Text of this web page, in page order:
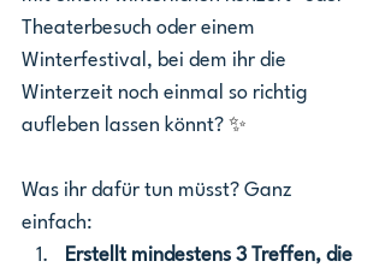
Theaterbesuch oder einem
Winterfestival, bei dem ihr die
Winterzeit noch einmal so richtig
aufleben lassen könnt? ✨
Was ihr dafür tun müsst? Ganz
einfach:
Erstellt mindestens 3 Treffen, die